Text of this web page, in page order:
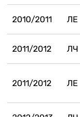
2010/2011 ЛЕ
2011/2012 ЛЧ
2011/2012 ЛЕ